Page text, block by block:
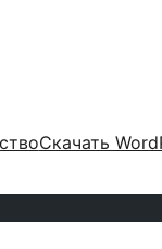
Скачать